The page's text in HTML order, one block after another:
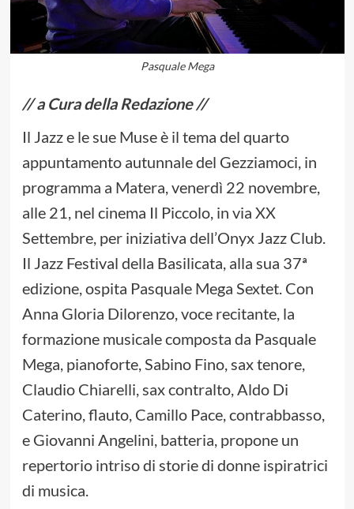
Pasquale Mega
// a Cura della Redazione //
Il Jazz e le sue Muse è il tema del quarto
appuntamento autunnale del Gezziamoci, in
programma a Matera, venerdì 22 novembre,
alle 21, nel cinema Il Piccolo, in via XX
Settembre, per iniziativa dell’Onyx Jazz Club.
Il Jazz Festival della Basilicata, alla sua 37ª
edizione, ospita Pasquale Mega Sextet. Con
Anna Gloria Dilorenzo, voce recitante, la
formazione musicale composta da Pasquale
Mega, pianoforte, Sabino Fino, sax tenore,
Claudio Chiarelli, sax contralto, Aldo Di
Caterino, flauto, Camillo Pace, contrabbasso,
e Giovanni Angelini, batteria, propone un
repertorio intriso di storie di donne ispiratrici
di musica.